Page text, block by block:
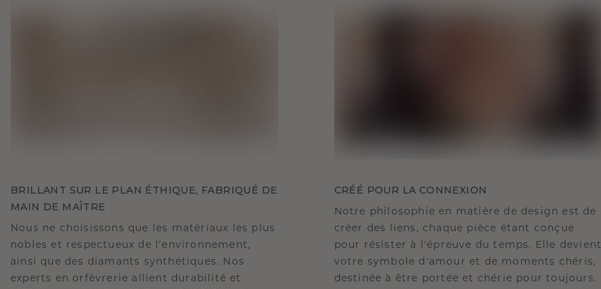
BRILLANT SUR LE PLAN ÉTHIQUE, FABRIQUÉ DE
MAIN DE MAÎTRE
Nous ne choisissons que les matériaux les plus
nobles et respectueux de l'environnement,
ainsi que des diamants synthétiques. Nos
experts en orfèvrerie allient durabilité et
CRÉÉ POUR LA CONNEXION
Notre philosophie en matière de design est de
créer des liens, chaque pièce étant conçue
pour résister à l'épreuve du temps. Elle devient
votre symbole d'amour et de moments chéris,
destinée à être portée et chérie pour toujours.